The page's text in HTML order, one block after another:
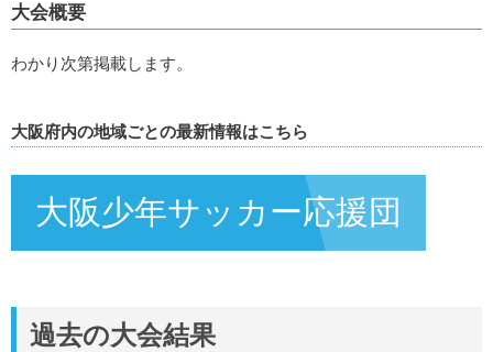
大会概要
わかり次第掲載します。
大阪府内の地域ごとの最新情報はこちら
大阪少年サッカー応援団
過去の大会結果